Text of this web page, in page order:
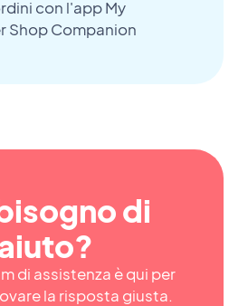
con l'app My
Shop Companion
di
di assistenza è qui per
la risposta giusta.